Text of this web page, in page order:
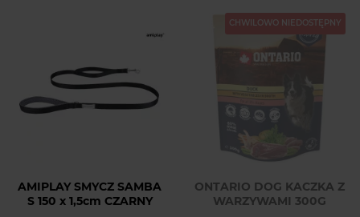
AMIPLAY SMYCZ SAMBA
S 150 x 1,5cm CZARNY
CHWILOWO NIEDOSTĘPNY
ONTARIO DOG KACZKA Z
WARZYWAMI 300G